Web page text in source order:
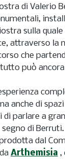
di Valerio
sulla quale
attraverso la
che
può
anche di
di parlare a
di Berruti.
dal
Arthemisia ,